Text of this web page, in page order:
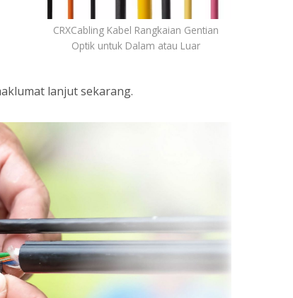
CRXCabling Kabel Rangkaian Gentian
Optik untuk Dalam atau Luar
lanjut sekarang.